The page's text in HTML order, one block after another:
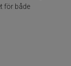
för både